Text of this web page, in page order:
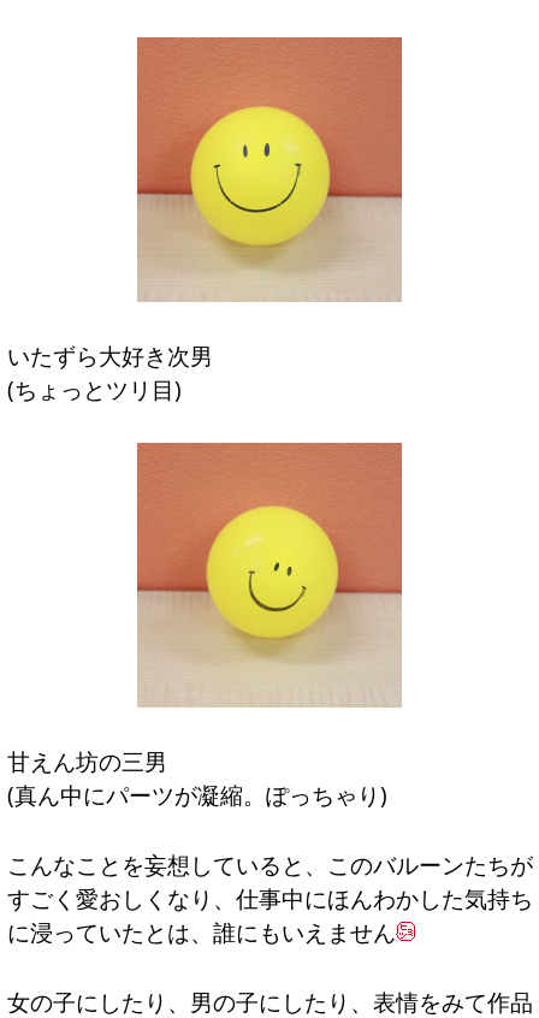
いたずら大好き次男
(ちょっとツリ目)
甘えん坊の三男
(真ん中にパーツが凝縮。ぽっちゃり)
こんなことを妄想していると、このバルーンたちが
すごく愛おしくなり、仕事中にほんわかした気持ち
に浸っていたとは、誰にもいえません
女の子にしたり、男の子にしたり、表情をみて作品